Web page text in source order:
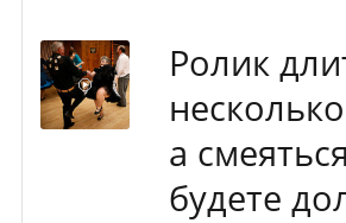
Ролик
а
будете